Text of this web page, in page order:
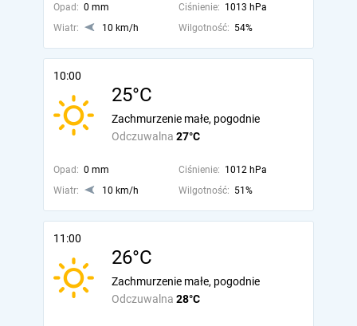
Opad: 0 mm Ciśnienie: 1013 hPa
Wiatr:
10 km/h Wilgotność: 54%
10:00
25°C
Odczuwalna 27°C
Zachmurzenie małe, pogodnie
Opad: 0 mm Ciśnienie: 1012 hPa
Wiatr:
10 km/h Wilgotność: 51%
11:00
26°C
Odczuwalna 28°C
Zachmurzenie małe, pogodnie